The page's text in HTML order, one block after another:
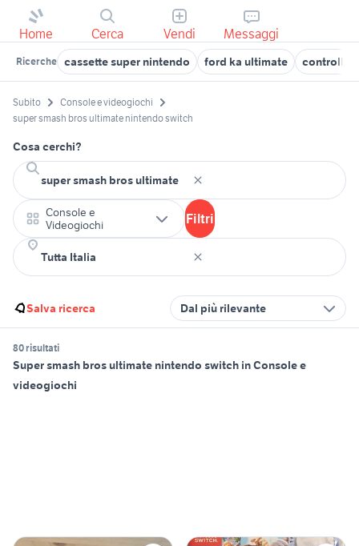
Home Cerca Vendi Messaggi
Ricerche cassette super nintendo ford ka ultimate controller
Subito
Console e videogiochi
super smash bros ultimate nintendo switch
Cosa cerchi?
Console e
Videogiochi
Filtri
Salva ricerca Dal più rilevante
80 risultati
Super smash bros ultimate nintendo switch in Console e
videogiochi